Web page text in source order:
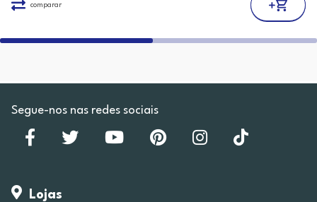
comparar
Segue-nos nas redes sociais
Lojas